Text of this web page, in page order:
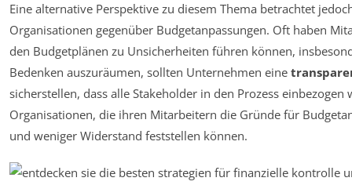
Eine alternative Perspektive zu diesem Thema betrachtet
Organisationen gegenüber Budgetanpassungen. Oft haben
den Budgetplänen zu Unsicherheiten führen können,
Bedenken auszuräumen, sollten Unternehmen eine
sicherstellen, dass alle Stakeholder in den Prozess
Organisationen, die ihren Mitarbeitern die Gründe für
und weniger Widerstand feststellen können.